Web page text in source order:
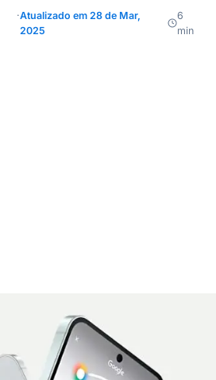
·Atualizado em 28 de Mar,
2025
6
min